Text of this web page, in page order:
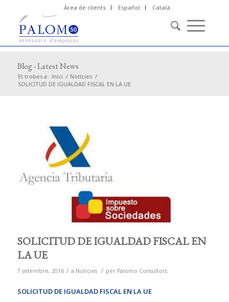
Àrea de clients Español Català
Blog - Latest News
Et trobes a: Inici / Notícies /
SOLICITUD DE IGUALDAD FISCAL EN LA UE
SOLICITUD DE IGUALDAD FISCAL EN
LA UE
7 setembre, 2016 / a Notícies / per Palomo Consultors
SOLICITUD DE IGUALDAD FISCAL EN LA UE